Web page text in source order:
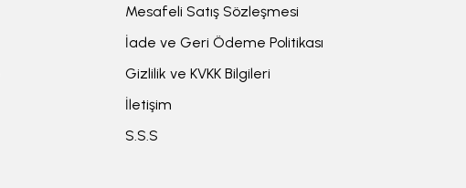
Mesafeli Satış Sözleşmesi
İade ve Geri Ödeme Politikası
Gizlilik ve KVKK Bilgileri
İletişim
S.S.S